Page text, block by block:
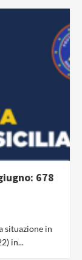
678
situazione in
in...